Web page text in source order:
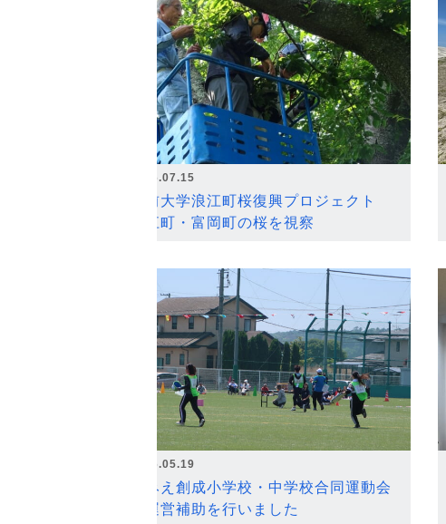
2026.07.15
弘前大学浪江町桜復興プロジェクト
浪江町・富岡町の桜を視察
2026.05.19
なみえ創成小学校・中学校合同運動会
の運営補助を行いました